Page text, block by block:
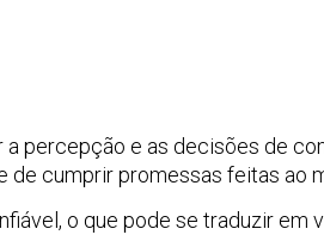
percepção e as decisões de
cumprir promessas feitas ao
o que pode se traduzir